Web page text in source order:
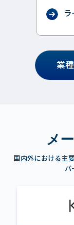
ラ
業
メ
国内外における主
バ